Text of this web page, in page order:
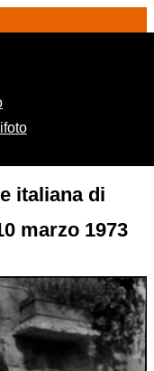
italiana di
marzo 1973